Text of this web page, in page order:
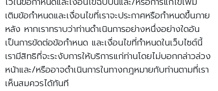
เติมข้อกำหนดและเงื่อนไขที่เราจะประกาศหรือกำหนดขึ้นภาย
หลัง หากเราทราบว่าท่านดำเนินการอย่างหนึ่งอย่างใดอัน
เป็นการขัดต่อข้อกำหนด และเงื่อนไขที่กำหนดในเว็บไซต์นี้
เรามีสิทธิที่จะระงับการให้บริการแก่ท่านโดยไม่บอกกล่าวล่วง
หน้าและ/หรืออาจดำเนินการในทางกฎหมายกับท่านตามที่เรา
เห็นสมควรได้ทันที